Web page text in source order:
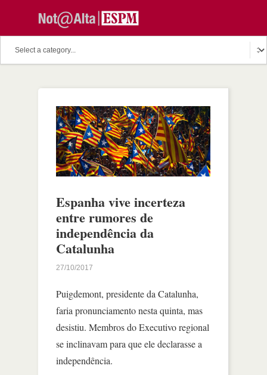
Espanha vive incerteza
entre rumores de
independência da
Catalunha
27/10/2017
Puigdemont, presidente da Catalunha,
faria pronunciamento nesta quinta, mas
desistiu. Membros do Executivo regional
se inclinavam para que ele declarasse a
independência.